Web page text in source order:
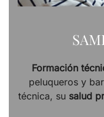
Formación
peluqueros y
técnica, su salud